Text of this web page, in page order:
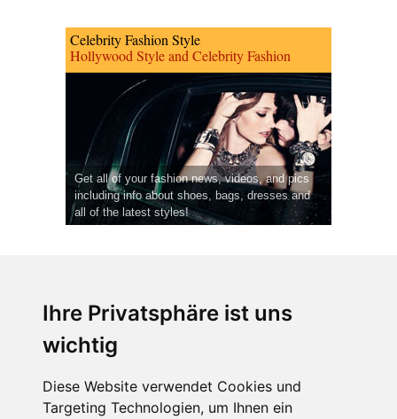
Ihre Privatsphäre ist uns
wichtig
Diese Website verwendet Cookies und
Targeting Technologien, um Ihnen ein
Celebrity Fashion Style
Hollywood Style and Celebrity Fashion
Get all of your fashion news, videos, and pics
including info about shoes, bags, dresses and
all of the latest styles!
CPost.org© 2013-2023 The Celebrity Post.
Terms of Use Privacy | Cookies Policy( Einstellungen ändern